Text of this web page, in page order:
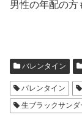
男性の年配の方
バレンタイン
バレンタイン
生ブラックサンダ